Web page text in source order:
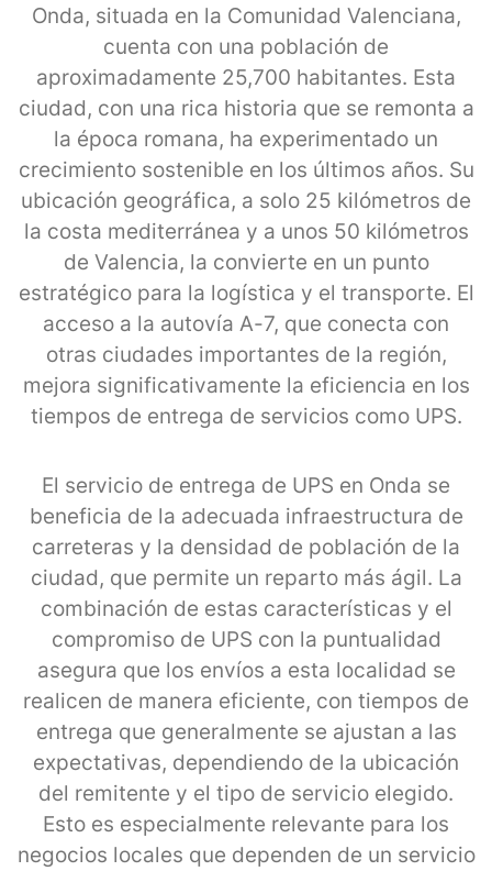
Onda, situada en la Comunidad Valenciana,
cuenta con una población de
aproximadamente 25,700 habitantes. Esta
ciudad, con una rica historia que se remonta a
la época romana, ha experimentado un
crecimiento sostenible en los últimos años. Su
ubicación geográfica, a solo 25 kilómetros de
la costa mediterránea y a unos 50 kilómetros
de Valencia, la convierte en un punto
estratégico para la logística y el transporte. El
acceso a la autovía A-7, que conecta con
otras ciudades importantes de la región,
mejora significativamente la eficiencia en los
tiempos de entrega de servicios como UPS.
El servicio de entrega de UPS en Onda se
beneficia de la adecuada infraestructura de
carreteras y la densidad de población de la
ciudad, que permite un reparto más ágil. La
combinación de estas características y el
compromiso de UPS con la puntualidad
asegura que los envíos a esta localidad se
realicen de manera eficiente, con tiempos de
entrega que generalmente se ajustan a las
expectativas, dependiendo de la ubicación
del remitente y el tipo de servicio elegido.
Esto es especialmente relevante para los
negocios locales que dependen de un servicio